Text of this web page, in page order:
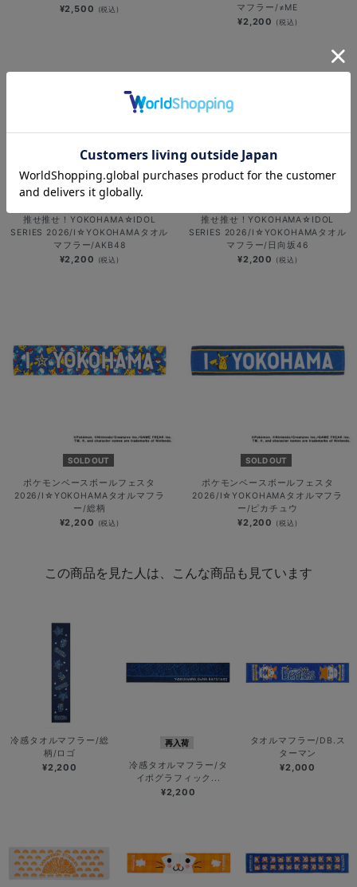
¥2,500 (税込) マフラー/≠ME
¥2,200 (税込)
推せ推せ！YOKOHAMA☆IDOL
SERIES 2026/I☆YOKOHAMAタオル
マフラー/AKB48
¥2,200 (税込)
推せ推せ！YOKOHAMA☆IDOL
SERIES 2026/I☆YOKOHAMAタオル
マフラー/日向坂46
¥2,200 (税込)
SOLD OUT
ポケモンベースボールフェスタ
2026/I☆YOKOHAMAタオルマフラ
ー/総柄
¥2,200 (税込)
SOLD OUT
ポケモンベースボールフェスタ
2026/I☆YOKOHAMAタオルマフラ
ー/ピカチュウ
¥2,200 (税込)
この商品を見た人は、こんな商品も見ています
冷感タオルマフラー/総
柄/ロゴ
¥2,200
再入荷
冷感タオルマフラー/タ
イポグラフィック...
¥2,200
タオルマフラー/DB.ス
ターマン
¥2,000